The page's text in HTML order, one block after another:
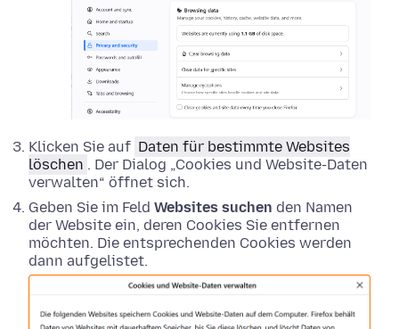
Klicken Sie auf Daten für bestimmte Websites
löschen . Der Dialog „Cookies und Website-Daten
verwalten“ öffnet sich.
Geben Sie im Feld Websites suchen den Namen
der Website ein, deren Cookies Sie entfernen
möchten. Die entsprechenden Cookies werden
dann aufgelistet.